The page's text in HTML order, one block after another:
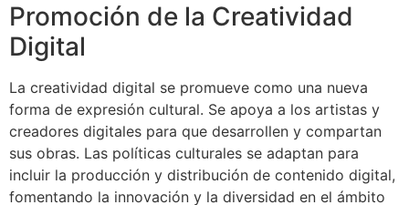
Promoción de la Creatividad
Digital
La creatividad digital se promueve como una nueva
forma de expresión cultural. Se apoya a los artistas y
creadores digitales para que desarrollen y compartan
sus obras. Las políticas culturales se adaptan para
incluir la producción y distribución de contenido digital,
fomentando la innovación y la diversidad en el ámbito